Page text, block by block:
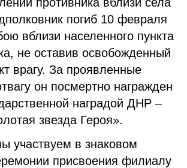
погиб 10 февраля
вблизи населенного пункта
не оставив освобожденный
врагу. За проявленные
он посмертно награжден
наградой ДНР –
звезда Героя».
участвуем в знаковом
присвоения филиалу